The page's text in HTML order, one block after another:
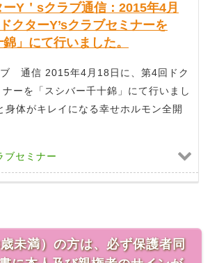
Y＇sクラブ通信：2015年4月
クターY’sクラブセミナーを
錦」にて行いました。
ブ 通信 2015年4月18日に、第4回ドク
ナーを「スシバー千十錦」にて行いまし
身体がキレイになる幸せホルモン全開
ブセミナー
未満）の方は、必ず保護者同